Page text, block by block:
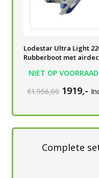
Lodestar Ultra Light
Rubberboot met
NIET OP VOORRAAD
Talamex 60 A
€1.956,00 1919,-
Complete